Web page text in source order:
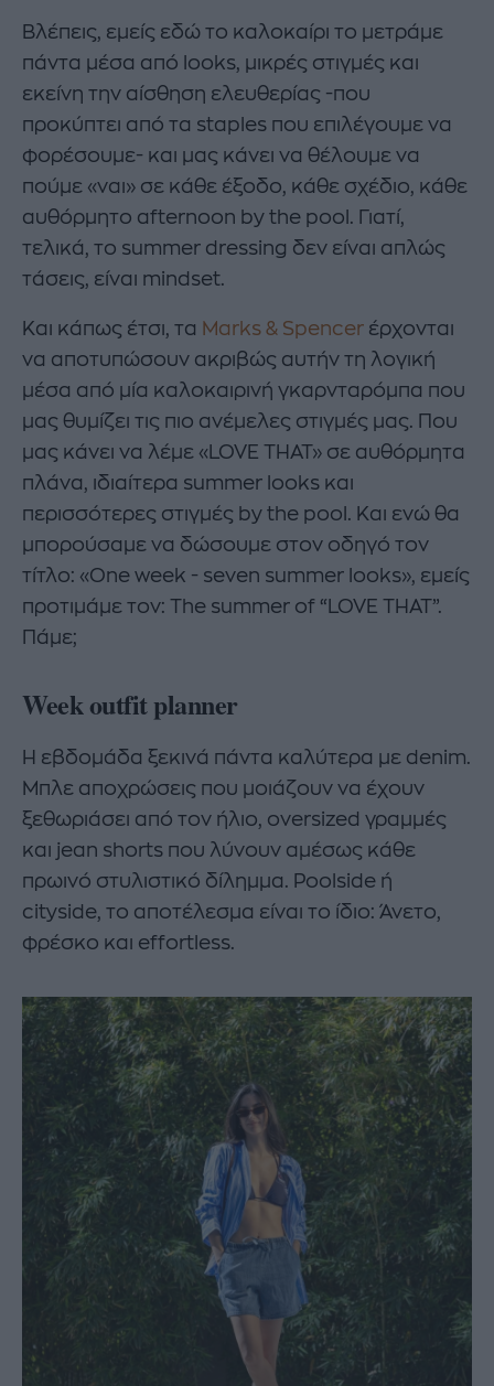
Βλέπεις, εμείς εδώ το καλοκαίρι το μετράμε
πάντα μέσα από looks, μικρές στιγμές και
εκείνη την αίσθηση ελευθερίας -που
προκύπτει από τα staples που επιλέγουμε να
φορέσουμε- και μας κάνει να θέλουμε να
πούμε «ναι» σε κάθε έξοδο, κάθε σχέδιο, κάθε
αυθόρμητο afternoon by the pool. Γιατί,
τελικά, το summer dressing δεν είναι απλώς
τάσεις, είναι mindset.
Και κάπως έτσι, τα Marks & Spencer έρχονται
να αποτυπώσουν ακριβώς αυτήν τη λογική
μέσα από μία καλοκαιρινή γκαρνταρόμπα που
μας θυμίζει τις πιο ανέμελες στιγμές μας. Που
μας κάνει να λέμε «LOVE THAT» σε αυθόρμητα
πλάνα, ιδιαίτερα summer looks και
περισσότερες στιγμές by the pool. Και ενώ θα
μπορούσαμε να δώσουμε στον οδηγό τον
τίτλο: «One week - seven summer looks», εμείς
προτιμάμε τον: The summer of “LOVE THAT”.
Πάμε;
Week outfit planner
Η εβδομάδα ξεκινά πάντα καλύτερα με denim.
Μπλε αποχρώσεις που μοιάζουν να έχουν
ξεθωριάσει από τον ήλιο, oversized γραμμές
και jean shorts που λύνουν αμέσως κάθε
πρωινό στυλιστικό δίλημμα. Poolside ή
cityside, το αποτέλεσμα είναι το ίδιο: Άνετο,
φρέσκο και effortless.